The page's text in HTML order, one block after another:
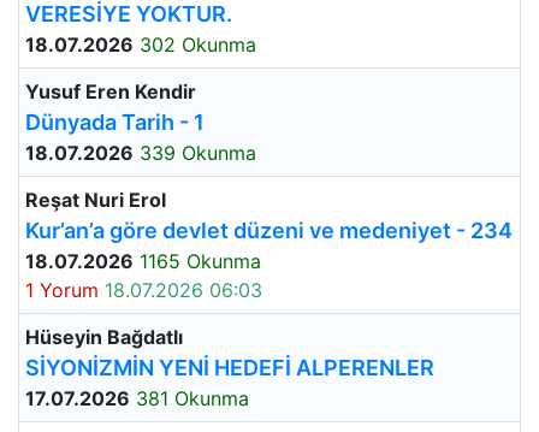
VERESİYE YOKTUR.
18.07.2026 302 Okunma
Yusuf Eren Kendir
Dünyada Tarih - 1
18.07.2026 339 Okunma
Reşat Nuri Erol
Kur’an’a göre devlet düzeni ve medeniyet - 234
18.07.2026 1165 Okunma
1 Yorum 18.07.2026 06:03
Hüseyin Bağdatlı
SİYONİZMİN YENİ HEDEFİ ALPERENLER
17.07.2026 381 Okunma